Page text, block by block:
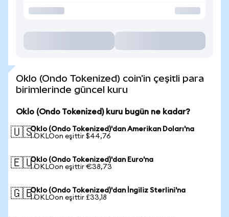
Oklo (Ondo Tokenized) coin'in çeşitli para
birimlerinde güncel kuru
Oklo (Ondo Tokenized) kuru bugün ne kadar?
🇺🇸Oklo (Ondo Tokenized)'dan Amerikan Doları'na
1 OKLOon eşittir $44,76
🇪🇺Oklo (Ondo Tokenized)'dan Euro'na
1 OKLOon eşittir €38,73
🇬🇧Oklo (Ondo Tokenized)'dan İngiliz Sterlini'na
1 OKLOon eşittir £33,18